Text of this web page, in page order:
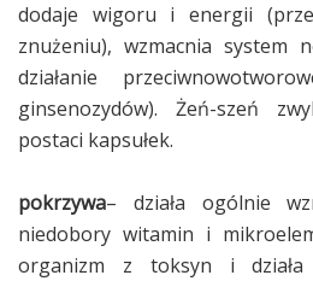
dodaje wigoru i energii
znużeniu), wzmacnia system
działanie
ginsenozydów). Żeń-szeń
postaci kapsułek.
pokrzywa– działa ogólnie
niedobory witamin i
organizm z toksyn i działa